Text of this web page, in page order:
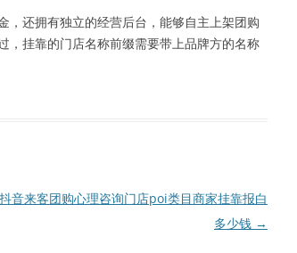
，还拥有独立的经营后台，能够自主上架团购
，挂靠的门店名称前缀需要带上品牌方的名称
抖音来客团购心理咨询门店poi类目商家挂靠报白
多少钱 →